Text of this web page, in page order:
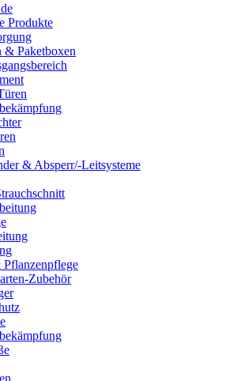
Produkte
& Paketboxen
& Absperr/-Leitsysteme
Zubehör